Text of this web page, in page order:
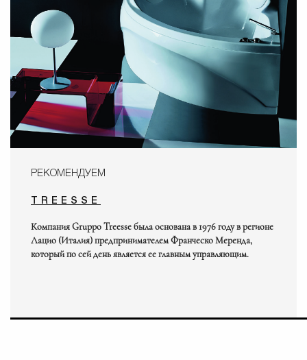
РЕКОМЕНДУЕМ
TREESSE
Компания Gruppo Treesse была основана в 1976 году в регионе
Лацио (Италия) предпринимателем Франческо Меренда,
который по сей день является ее главным управляющим.